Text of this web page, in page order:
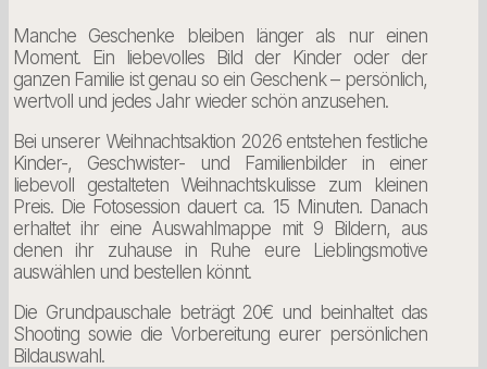
Manche Geschenke bleiben länger als nur einen
Moment. Ein liebevolles Bild der Kinder oder der
ganzen Familie ist genau so ein Geschenk – persönlich,
wertvoll und jedes Jahr wieder schön anzusehen.
Bei unserer Weihnachtsaktion 2026 entstehen festliche
Kinder-, Geschwister- und Familienbilder in einer
liebevoll gestalteten Weihnachtskulisse zum kleinen
Preis. Die Fotosession dauert ca. 15 Minuten. Danach
erhaltet ihr eine Auswahlmappe mit 9 Bildern, aus
denen ihr zuhause in Ruhe eure Lieblingsmotive
auswählen und bestellen könnt.
Die Grundpauschale beträgt 20€ und beinhaltet das
Shooting sowie die Vorbereitung eurer persönlichen
Bildauswahl.